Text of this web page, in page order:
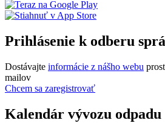
Prihlásenie k odberu
Dostávajte informácie z nášho webu
mailov
Chcem sa zaregistrovať
Kalendár vývozu odpadu